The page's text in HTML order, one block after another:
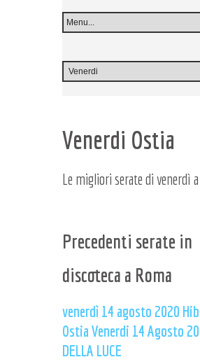
Venerdi Ostia
Le migliori serate di venerdì
Precedenti serate in
discoteca a Roma
venerdì 14 agosto 2020
Ostia Venerdi 14 Agosto
DELLA LUCE